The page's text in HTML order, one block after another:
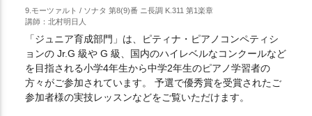
9.モーツァルト / ソナタ 第8(9)番 ニ長調 K.311 第1楽章
講師：北村明日人
「ジュニア育成部門」は、ピティナ・ピアノコンペティシ
ョンの Jr.G 級や G 級、国内のハイレベルなコンクールなど
を目指される小学4年生から中学2年生のピアノ学習者の
方々がご参加されています。 予選で優秀賞を受賞されたご
参加者様の実技レッスンなどをご覧いただけます。